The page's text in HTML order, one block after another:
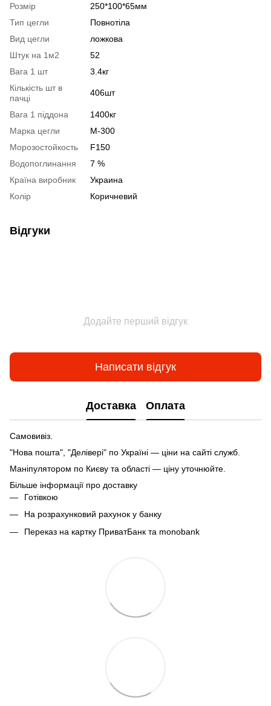
Розмір
250*100*65мм
Тип цегли
Повнотіла
Вид цегли
ложкова
Штук на 1м2
52
Вага 1 шт
3.4кг
Кількість шт в
пачці
406шт
Вага 1 піддона
1400кг
Марка цегли
М-300
Морозостойкость
F150
Водопоглинання
7 %
Країна виробник
Украина
Колір
Коричневий
Відгуки
Додайте перший відгук
Написати відгук
Доставка Оплата
Самовивіз.
"Нова пошта", "Делівері" по Україні — ціни на сайті служб.
Маніпулятором по Києву та області — ціну уточнюйте.
Більше інформації про доставку
Готівкою
На розрахунковий рахунок у банку
Переказ на картку ПриватБанк та monobank